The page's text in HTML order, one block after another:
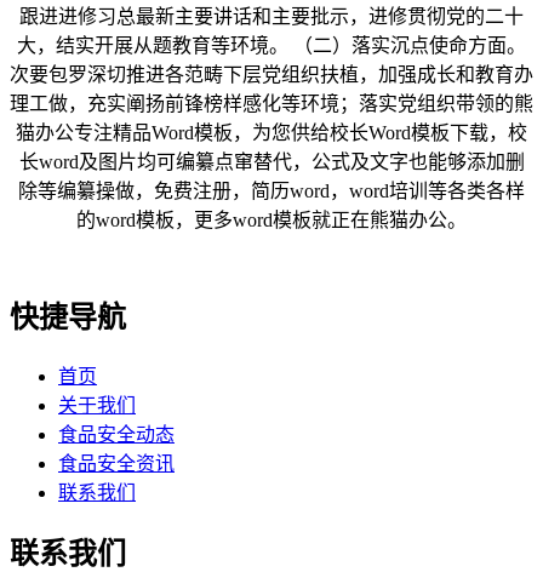
跟进进修习总最新主要讲话和主要批示，进修贯彻党的二十
大，结实开展从题教育等环境。 （二）落实沉点使命方面。
次要包罗深切推进各范畴下层党组织扶植，加强成长和教育办
理工做，充实阐扬前锋榜样感化等环境；落实党组织带领的熊
猫办公专注精品Word模板，为您供给校长Word模板下载，校
长word及图片均可编纂点窜替代，公式及文字也能够添加删
除等编纂操做，免费注册，简历word，word培训等各类各样
的word模板，更多word模板就正在熊猫办公。
快捷导航
首页
关于我们
食品安全动态
食品安全资讯
联系我们
联系我们